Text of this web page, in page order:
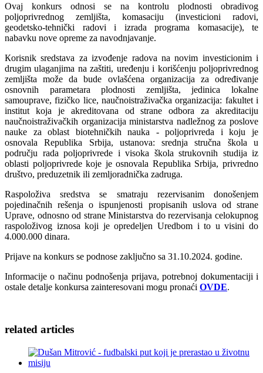
Ovaj konkurs odnosi se na kontrolu plodnosti obradivog
poljoprivrednog zemljišta, komasaciju (investicioni radovi,
geodetsko-tehnički radovi i izrada programa komasacije), te
nabavku nove opreme za navodnjavanje.
Кorisnik sredstava za izvođenje radova na novim investicionim i
drugim ulaganjima na zaštiti, uređenju i korišćenju poljoprivrednog
zemljišta može da bude ovlašćena organizacija za određivanje
osnovnih parametara plodnosti zemljišta, jedinica lokalne
samouprave, fizičko lice, naučnoistraživačka organizacija: fakultet i
institut koja je akreditovana od strane odbora za akreditaciju
naučnoistraživačkih organizacija ministarstva nadležnog za poslove
nauke za oblast biotehničkih nauka - poljoprivreda i koju je
osnovala Republika Srbija, ustanova: srednja stručna škola u
području rada poljoprivrede i visoka škola strukovnih studija iz
oblasti poljoprivrede koje je osnovala Republika Srbija, privredno
društvo, preduzetnik ili zemljoradnička zadruga.
Raspoloživa sredstva se smatraju rezervisanim donošenjem
pojedinačnih rešenja o ispunjenosti propisanih uslova od strane
Uprave, odnosno od strane Ministarstva do rezervisanja celokupnog
raspoloživog iznosa koji je opredeljen Uredbom i to u visini do
4.000.000 dinara.
Prijave na konkurs se podnose zaključno sa 31.10.2024. godine.
Informacije o načinu podnošenja prijava, potrebnoj dokumentaciji i
ostale detalje konkursa zainteresovani mogu pronaći OVDE.
related articles